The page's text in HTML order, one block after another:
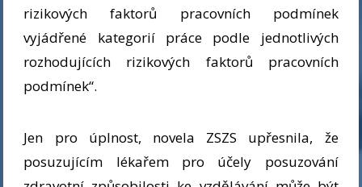
rizikových faktorů pracovních podmínek
vyjádřené kategorií práce podle jednotlivých
rozhodujících rizikových faktorů pracovních
podmínek“.
Jen pro úplnost, novela ZSZS upřesnila, že
posuzujícím lékařem pro účely posuzování